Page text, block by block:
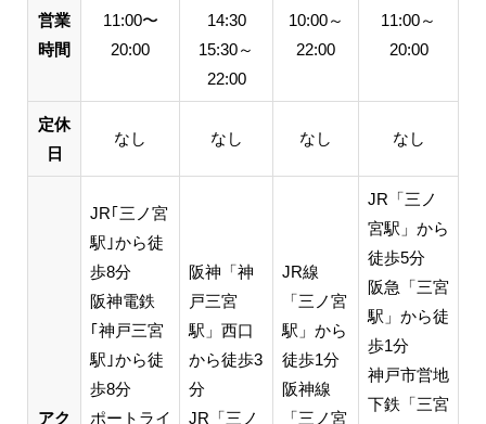
営業
時間
11:00〜
20:00
14:30
15:30～
22:00
10:00～
22:00
11:00～
20:00
定休
日
なし なし なし なし
アク
JR｢三ノ宮
駅｣から徒
歩8分
阪神電鉄
｢神戸三宮
駅｣から徒
歩8分
ポートライ
阪神「神
戸三宮
駅」西口
から徒歩3
分
JR「三ノ
JR線
「三ノ宮
駅」から
徒歩1分
阪神線
「三ノ宮
JR「三ノ
宮駅」から
徒歩5分
阪急「三宮
駅」から徒
歩1分
神戸市営地
下鉄「三宮